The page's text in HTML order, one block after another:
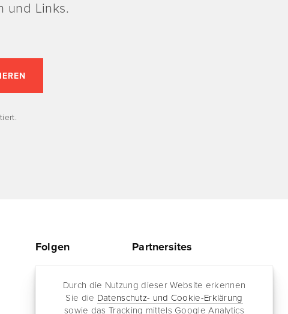
Durch die Nutzung dieser Website erkennen
Sie die Datenschutz- und Cookie-Erklärung
sowie das Tracking mittels Google Analytics
und Links.
Folgen
Facebook
RSS-Feed
Partnersites
Jazz for me